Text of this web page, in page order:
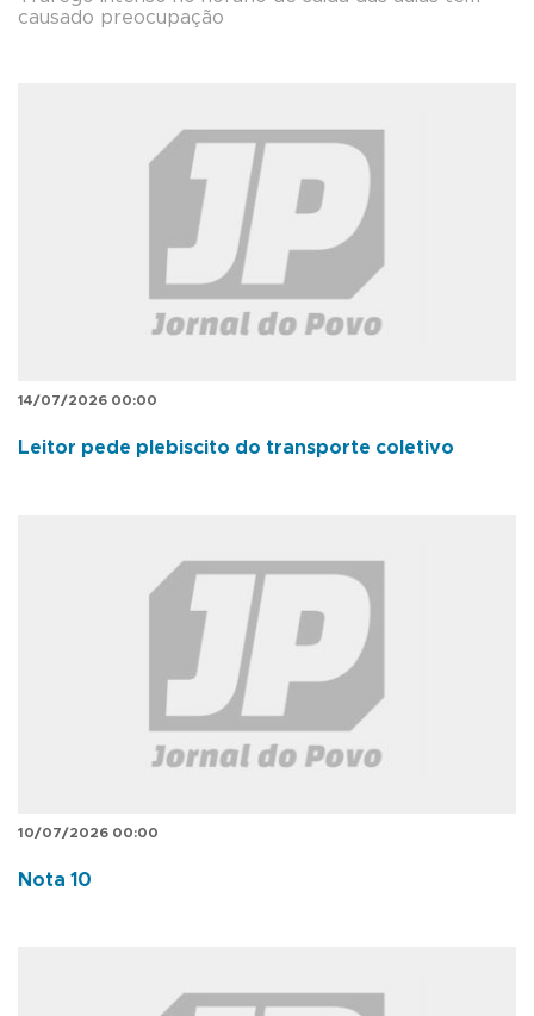
causado preocupação
14/07/2026 00:00
Leitor pede plebiscito do transporte coletivo
10/07/2026 00:00
Nota 10